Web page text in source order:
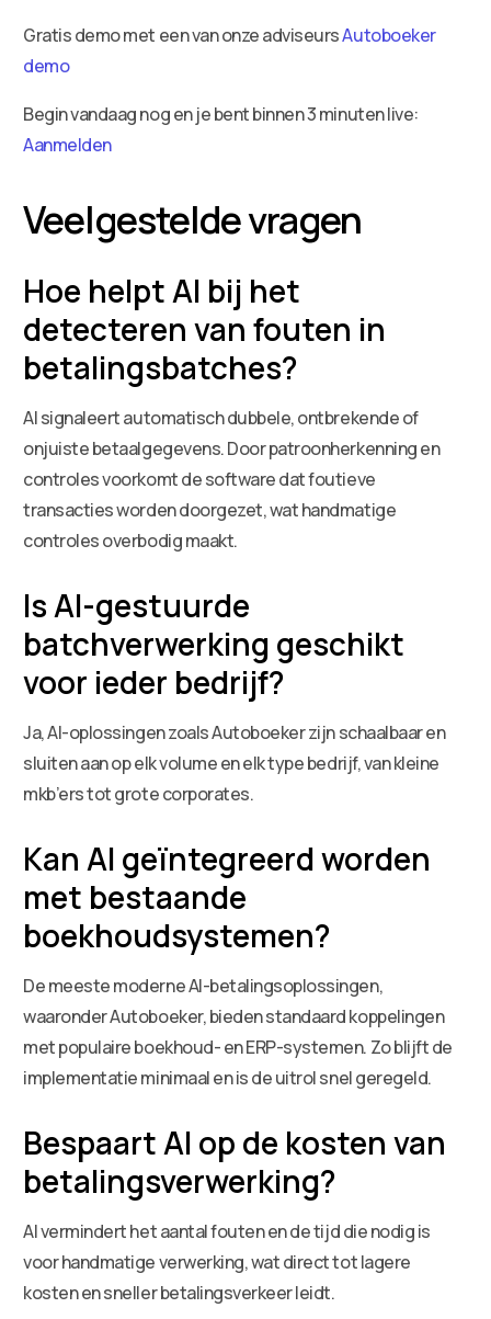
Gratis demo met een van onze adviseursAutoboeker
demo
Begin vandaag nog en je bent binnen 3 minuten live:
Aanmelden
Veelgestelde vragen
Hoe helpt AI bij het
detecteren van fouten in
betalingsbatches?
AI signaleert automatisch dubbele, ontbrekende of
onjuiste betaalgegevens. Door patroonherkenning en
controles voorkomt de software dat foutieve
transacties worden doorgezet, wat handmatige
controles overbodig maakt.
Is AI-gestuurde
batchverwerking geschikt
voor ieder bedrijf?
Ja, AI-oplossingen zoals Autoboeker zijn schaalbaar en
sluiten aan op elk volume en elk type bedrijf, van kleine
mkb’ers tot grote corporates.
Kan AI geïntegreerd worden
met bestaande
boekhoudsystemen?
De meeste moderne AI-betalingsoplossingen,
waaronder Autoboeker, bieden standaard koppelingen
met populaire boekhoud- en ERP-systemen. Zo blijft de
implementatie minimaal en is de uitrol snel geregeld.
Bespaart AI op de kosten van
betalingsverwerking?
AI vermindert het aantal fouten en de tijd die nodig is
voor handmatige verwerking, wat direct tot lagere
kosten en sneller betalingsverkeer leidt.